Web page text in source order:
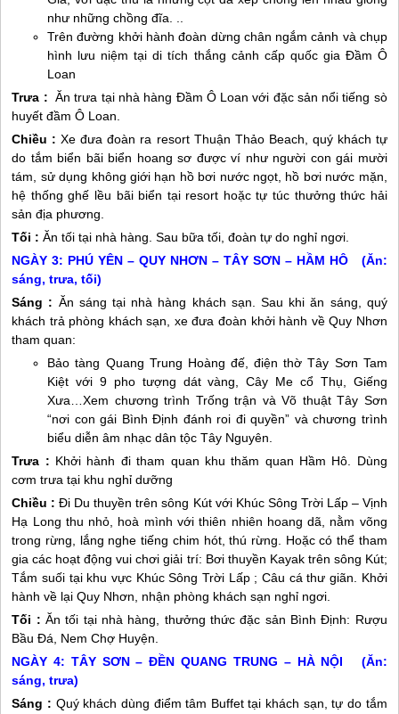
như những chồng đĩa. ..
Trên đường khởi hành đoàn dừng chân ngắm cảnh và chụp
hình lưu niệm tại di tích thắng cảnh cấp quốc gia Đầm Ô
Loan
Trưa : Ăn trưa tại nhà hàng Đầm Ô Loan với đặc sản nổi tiếng sò
huyết đầm Ô Loan.
Chiều : Xe đưa đoàn ra resort Thuận Thảo Beach, quý khách tự
do tắm biển bãi biển hoang sơ được ví như người con gái mười
tám, sử dụng không giới hạn hồ bơi nước ngọt, hồ bơi nước mặn,
hệ thống ghế lều bãi biển tại resort hoặc tự túc thưởng thức hải
sản địa phương.
Tối : Ăn tối tại nhà hàng. Sau bữa tối, đoàn tự do nghỉ ngơi.
NGÀY 3: PHÚ YÊN –QUY NHƠN – TÂY SƠN – HẦM HÔ (Ăn:
sáng, trưa, tối)
Sáng : Ăn sáng tại nhà hàng khách sạn. Sau khi ăn sáng, quý
khách trả phòng khách sạn, xe đưa đoàn khởi hành vềQuy Nhơn
tham quan:
Bảo tàng Quang Trung Hoàng đế, điện thờ Tây Sơn Tam
Kiệt với 9 pho tượng dát vàng, Cây Me cổ Thụ, Giếng
Xưa…Xem chương trình Trống trận và Võ thuật Tây Sơn
“nơi con gái Bình Định đánh roi đi quyền” và chương trình
biểu diễn âm nhạc dân tộc Tây Nguyên.
Trưa : Khởi hành đi tham quan khu thăm quan Hầm Hô. Dùng
cơm trưa tại khu nghỉ dưỡng
Chiều : Đi Du thuyền trên sông Kút với Khúc Sông Trời Lấp – Vịnh
Hạ Long thu nhỏ, hoà mình với thiên nhiên hoang dã, nằm võng
trong rừng, lắng nghe tiếng chim hót, thú rừng. Hoặc có thể tham
gia các hoạt động vui chơi giải trí: Bơi thuyền Kayak trên sông Kút;
Tắm suối tại khu vực Khúc Sông Trời Lấp ; Câu cá thư giãn. Khởi
hành về lạiQuy Nhơn , nhận phòng khách sạn nghỉ ngơi.
Tối : Ăn tối tại nhà hàng, thưởng thức đặc sản Bình Định: Rượu
Bầu Đá, Nem Chợ Huyện.
NGÀY 4: TÂY SƠN – ĐỀN QUANG TRUNG – HÀ NỘI (Ăn:
sáng, trưa)
Sáng : Quý khách dùng điểm tâm Buffet tại khách sạn, tự do tắm